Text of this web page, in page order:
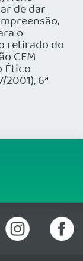
de dar
o
retirado do
CFM
Ético-
6ª